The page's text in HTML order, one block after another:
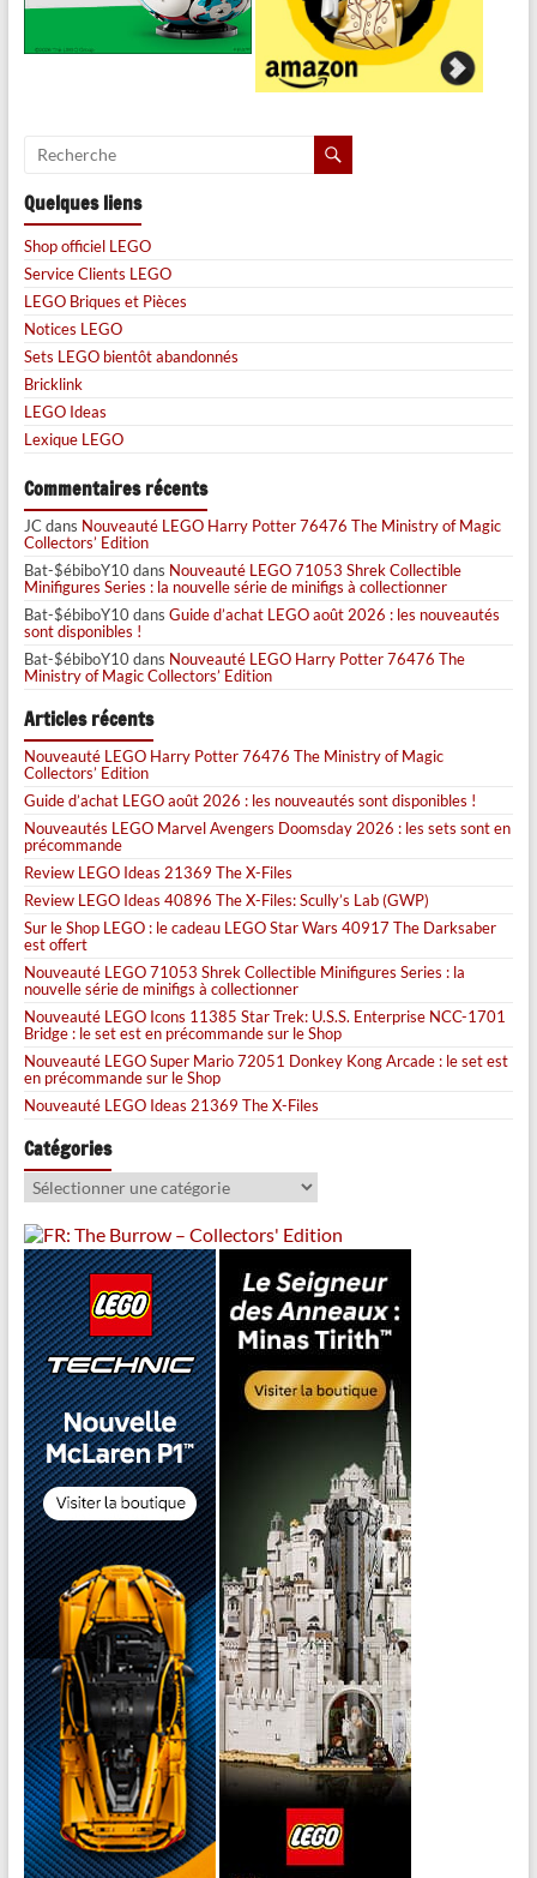
Quelques liens
Shop officiel LEGO
Service Clients LEGO
LEGO Briques et Pièces
Notices LEGO
Sets LEGO bientôt abandonnés
Bricklink
LEGO Ideas
Lexique LEGO
Commentaires récents
JCdans Nouveauté LEGO Harry Potter 76476 The Ministry of Magic
Collectors’ Edition
Bat-$ébiboY10dans Nouveauté LEGO 71053 Shrek Collectible
Minifigures Series : la nouvelle série de minifigs à collectionner
Bat-$ébiboY10dans Guide d’achat LEGO août 2026 : les nouveautés
sont disponibles !
Bat-$ébiboY10dans Nouveauté LEGO Harry Potter 76476 The
Ministry of Magic Collectors’ Edition
Articles récents
Nouveauté LEGO Harry Potter 76476 The Ministry of Magic
Collectors’ Edition
Guide d’achat LEGO août 2026 : les nouveautés sont disponibles !
Nouveautés LEGO Marvel Avengers Doomsday 2026 : les sets sont en
précommande
Review LEGO Ideas 21369 The X-Files
Review LEGO Ideas 40896 The X-Files: Scully’s Lab (GWP)
Sur le Shop LEGO : le cadeau LEGO Star Wars 40917 The Darksaber
est offert
Nouveauté LEGO 71053 Shrek Collectible Minifigures Series : la
nouvelle série de minifigs à collectionner
Nouveauté LEGO Icons 11385 Star Trek: U.S.S. Enterprise NCC-1701
Bridge : le set est en précommande sur le Shop
Nouveauté LEGO Super Mario 72051 Donkey Kong Arcade : le set est
en précommande sur le Shop
Nouveauté LEGO Ideas 21369 The X-Files
Catégories
Catégories